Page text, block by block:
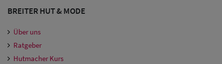
BREITER HUT & MODE
Über uns
Ratgeber
Hutmacher Kurs